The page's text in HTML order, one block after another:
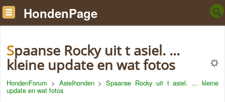
HondenPage
Spaanse Rocky uit t asiel. ...
kleine update en wat fotos
HondenForum > Asielhonden>Spaanse Rocky uit t asiel. ... kleine
update en wat fotos